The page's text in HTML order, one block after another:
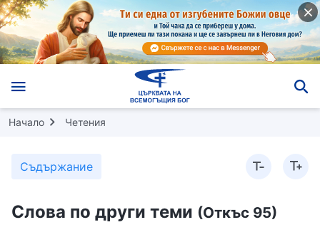
Начало Четения
Съдържание
Слова по други теми (Откъс 95)